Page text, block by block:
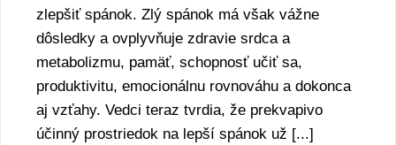
zlepšiť spánok. Zlý spánok má však vážne
dôsledky a ovplyvňuje zdravie srdca a
metabolizmu, pamäť, schopnosť učiť sa,
produktivitu, emocionálnu rovnováhu a dokonca
aj vzťahy. Vedci teraz tvrdia, že prekvapivo
účinný prostriedok na lepší spánok už [...]